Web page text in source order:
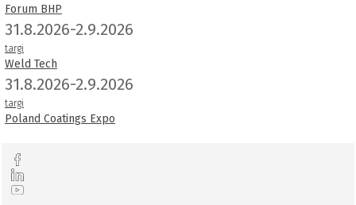
Forum BHP
31.8.2026-2.9.2026
targi
Weld Tech
31.8.2026-2.9.2026
targi
Poland Coatings Expo